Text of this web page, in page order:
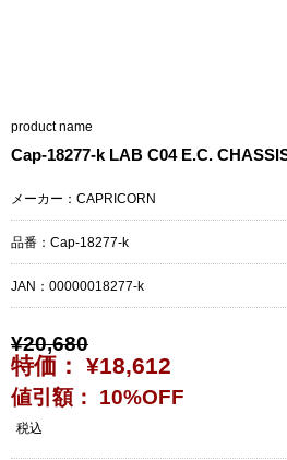
product name
Cap-18277-k LAB C04 E.C.
メーカー：CAPRICORN
品番：Cap-18277-k
JAN： 00000018277-k
¥20,680
特価： ¥18,612
値引額： 10%OFF
税込